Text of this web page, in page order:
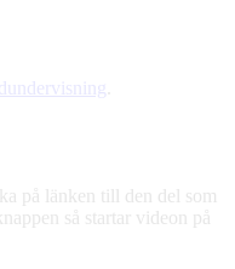
på länken till den del som
så startar videon på